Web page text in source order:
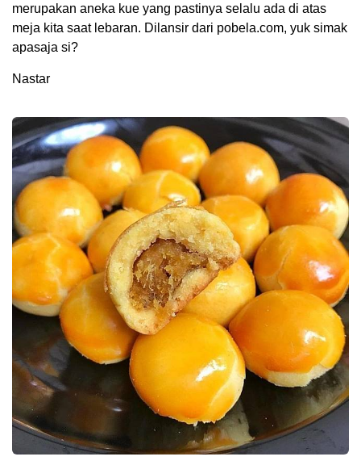
merupakan aneka kue yang pastinya selalu ada di atas
meja kita saat lebaran. Dilansir dari pobela.com, yuk simak
apasaja si?
Nastar